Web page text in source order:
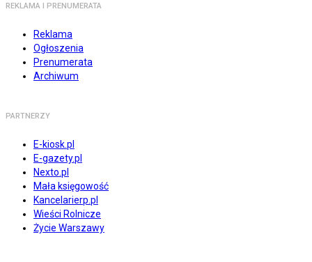
REKLAMA I PRENUMERATA
Reklama
Ogłoszenia
Prenumerata
Archiwum
PARTNERZY
E-kiosk.pl
E-gazety.pl
Nexto.pl
Mała księgowość
Kancelarierp.pl
Wieści Rolnicze
Życie Warszawy